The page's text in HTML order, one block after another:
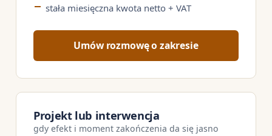
stała miesięczna kwota netto + VAT
Umów rozmowę o zakresie
Projekt lub interwencja
gdy efekt i moment zakończenia da się jasno